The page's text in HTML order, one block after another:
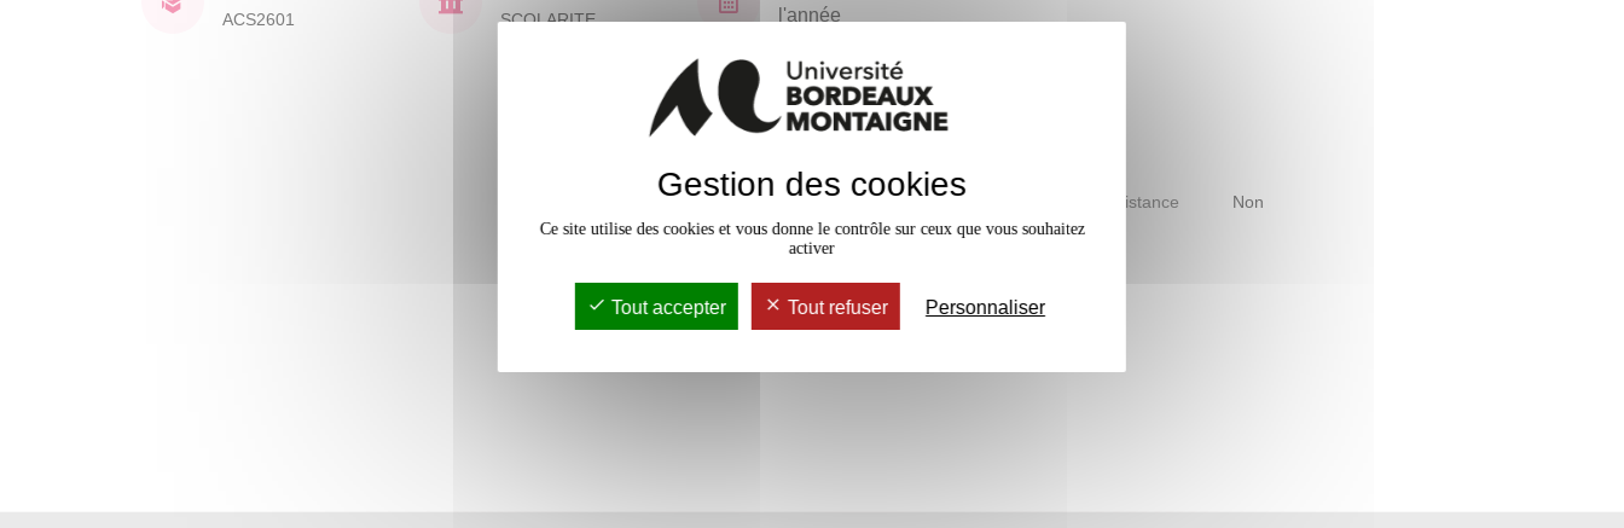
ACS2601
SCOLARITE
l'année
Accessible à distance Non
Gestion des cookies
Ce site utilise des cookies et vous donne le contrôle sur ceux que vous souhaitez
activer
Tout accepter Tout refuser Personnaliser